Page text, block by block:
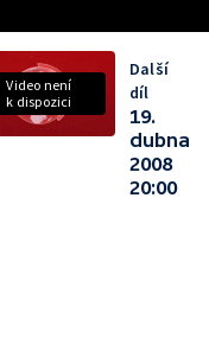
Video není
k dispozici
Další
díl
19.
dubna
2008
20:00